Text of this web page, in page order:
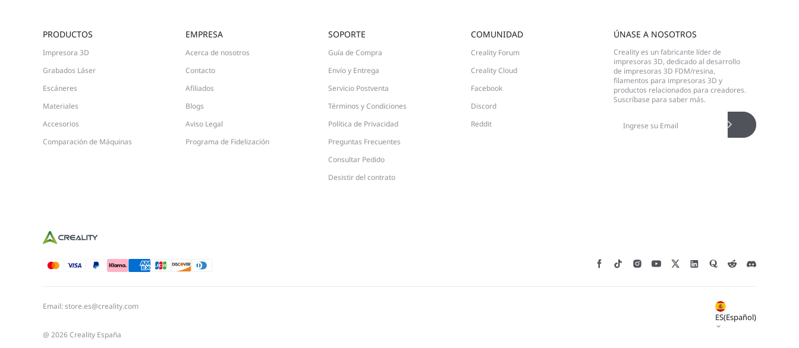
PRODUCTOS
Impresora 3D
Grabados Láser
Escáneres
Materiales
Accesorios
Comparación de Máquinas
EMPRESA
Acerca de nosotros
Contacto
Afiliados
Blogs
Aviso Legal
Programa de Fidelización
SOPORTE
Guía de Compra
Envío y Entrega
Servicio Postventa
Términos y Condiciones
Política de Privacidad
Preguntas Frecuentes
Consultar Pedido
Desistir del contrato
COMUNIDAD
Creality Forum
Creality Cloud
Facebook
Discord
Reddit
ÚNASE A NOSOTROS
Creality es un fabricante líder de
impresoras 3D, dedicado al desarrollo
de impresoras 3D FDM/resina,
filamentos para impresoras 3D y
productos relacionados para creadores.
Suscríbase para saber más.
Email: store.es@creality.com
ES(Español)
@ 2026 Creality España